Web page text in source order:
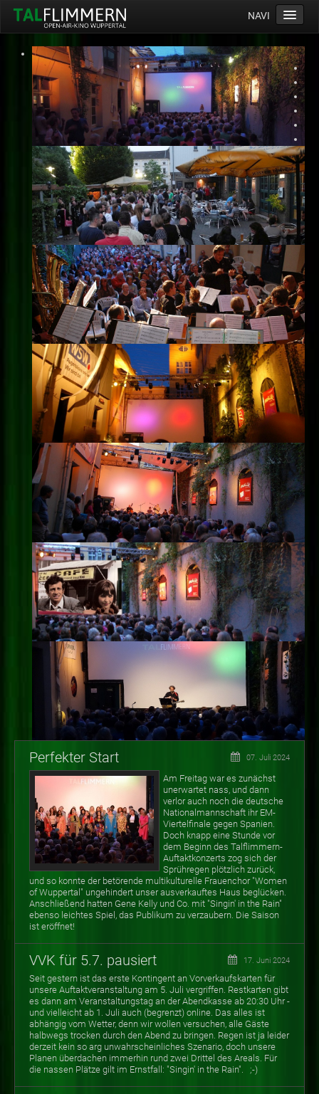
NAVI
Home
Programm
Service
Ticketinfos
Ort
Anreise
Wetter
Kinogutschein
Konzept
Archiv
Kontakt
Impressum
Datenschutz
Perfekter Start 07. Juli 2024
Am Freitag war es zunächst
unerwartet nass, und dann
verlor auch noch die deutsche
Nationalmannschaft ihr EM-
Viertelfinale gegen Spanien.
Doch knapp eine Stunde vor
dem Beginn des Talflimmern-
Auftaktkonzerts zog sich der
Sprühregen plötzlich zurück,
und so konnte der betörende multikulturelle Frauenchor "Women
of Wuppertal" ungehindert unser ausverkauftes Haus beglücken.
Anschließend hatten Gene Kelly und Co. mit "Singin' in the Rain"
ebenso leichtes Spiel, das Publikum zu verzaubern. Die Saison
ist eröffnet!
VVK für 5.7. pausiert 17. Juni 2024
Seit gestern ist das erste Kontingent an Vorverkaufskarten für
unsere Auftaktveranstaltung am 5. Juli vergriffen. Restkarten gibt
es dann am Veranstaltungstag an der Abendkasse ab 20:30 Uhr -
und vielleicht ab 1. Juli auch (begrenzt) online. Das alles ist
abhängig vom Wetter, denn wir wollen versuchen, alle Gäste
halbwegs trocken durch den Abend zu bringen. Regen ist ja leider
derzeit kein so arg unwahrscheinliches Szenario, doch unsere
Planen überdachen immerhin rund zwei Drittel des Areals. Für
die nassen Plätze gilt im Ernstfall: "Singin' in the Rain". ;-)